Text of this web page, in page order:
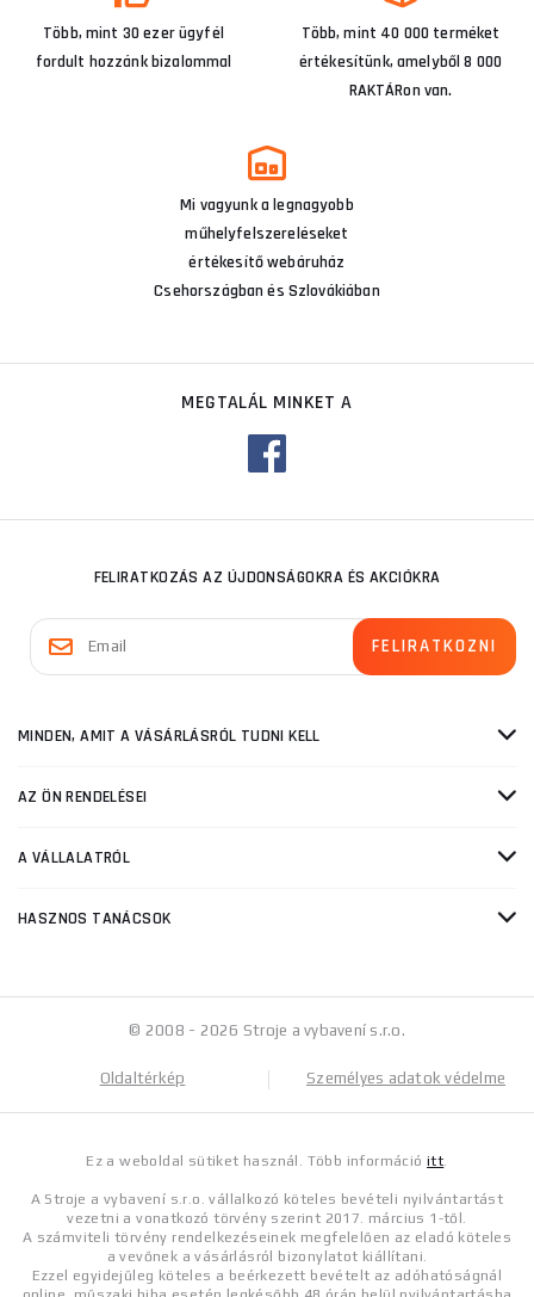
Több, mint 30 ezer ügyfél
fordult hozzánk bizalommal
Több, mint 40 000 terméket
értékesítünk, amelyből 8 000
RAKTÁRon van.
Mi vagyunk a legnagyobb
műhelyfelszereléseket
értékesítő webáruház
Csehországban és Szlovákiában
MEGTALÁL MINKET A
FELIRATKOZÁS AZ ÚJDONSÁGOKRA ÉS AKCIÓKRA
MINDEN, AMIT A VÁSÁRLÁSRÓL TUDNI KELL
AZ ÖN RENDELÉSEI
A VÁLLALATRÓL
HASZNOS TANÁCSOK
© 2008 - 2026 Stroje a vybavení s.r.o.
Oldaltérkép Személyes adatok védelme
Ez a weboldal sütiket használ. Több információitt.
A Stroje a vybavení s.r.o. vállalkozó köteles bevételi nyilvántartást
vezetni a vonatkozó törvény szerint 2017. március 1-től.
A számviteli törvény rendelkezéseinek megfelelően az eladó köteles
a vevőnek a vásárlásról bizonylatot kiállítani.
Ezzel egyidejűleg köteles a beérkezett bevételt az adóhatóságnál